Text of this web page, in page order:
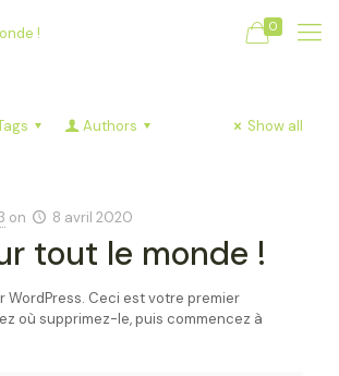
0
Authors Show all
on 8 avril 2020
tout le monde !
WordPress. Ceci est votre premier
où supprimez-le, puis commencez à